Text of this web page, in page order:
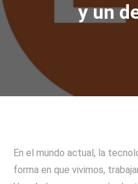
y un
En el mundo actual, la
forma en que vivimos,